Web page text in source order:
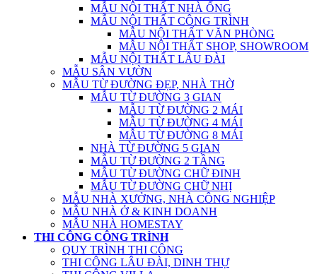
MẪU NỘI THẤT NHÀ ỐNG
MẪU NỘI THẤT CÔNG TRÌNH
MẪU NỘI THẤT VĂN PHÒNG
MẪU NỘI THẤT SHOP, SHOWROOM
MẪU NỘI THẤT LÂU ĐÀI
MẪU SÂN VƯỜN
MẪU TỪ ĐƯỜNG ĐẸP, NHÀ THỜ
MẪU TỪ ĐƯỜNG 3 GIAN
MẪU TỪ ĐƯỜNG 2 MÁI
MẪU TỪ ĐƯỜNG 4 MÁI
MẪU TỪ ĐƯỜNG 8 MÁI
NHÀ TỪ ĐƯỜNG 5 GIAN
MẪU TỪ ĐƯỜNG 2 TẦNG
MẪU TỪ ĐƯỜNG CHỮ ĐINH
MẪU TỪ ĐƯỜNG CHỮ NHỊ
MẪU NHÀ XƯỞNG, NHÀ CÔNG NGHIỆP
MẪU NHÀ Ở & KINH DOANH
MẪU NHÀ HOMESTAY
THI CÔNG CÔNG TRÌNH
QUY TRÌNH THI CÔNG
THI CÔNG LÂU ĐÀI, DINH THỰ